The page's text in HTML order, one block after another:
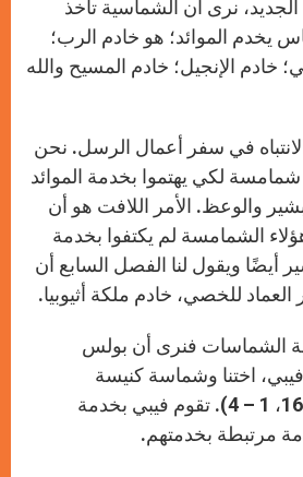
الجديد، نرى أن الشماسية تأخذ
يخدم الموائد؛ هو خادم الرب؛
خادم الإنجيل؛ خادم المسيح والله
في سفر أعمال الرسل. نحن
أمام صفحة انتخاب 7 شمامسة لكي يهتموا بخدمة الموائد
والوعظ. الأمر اللافت هو أن
الشمامسة لم يكتفوا بخدمة
أيضًا ويقول لنا الفصل السابع أن
للخصي، خادم ملكة أثيوبيا.
الشماسات فنرى أن بولس
اختنا وشماسة كنيسة
سنسري” (راجع روم 16، 1 – 4). تقوم فيبي بخدمة
مرتبطة بخدمتهم.